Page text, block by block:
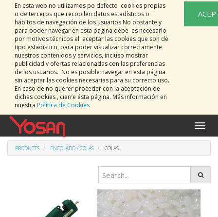
En esta web no utilizamos po defecto cookies propias
o de terceros que recopilen datos estadísticos o
hábitos de navegación de los usuarios.No obstante y
para poder navegar en esta página debe es necesario
por motivos técnicos el aceptar las cookies que son de
tipo estadístico, para poder visualizar correctamente
nuestros contenidos y servicios, incluso mostrar
publicidad y ofertas relacionadas con las preferencias
de los usuarios. No es posible navegar en esta página
sin aceptar las cookies necesarias para su correcto uso.
En caso de no querer proceder con la aceptación de
dichas cookies , cierre ésta página. Más información en
nuestra Política de Cookies
Toggle
PRODUCTS ENCOLADO / COLAS COLAS